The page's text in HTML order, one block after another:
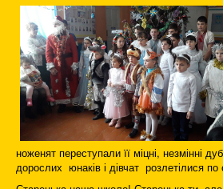
ноженят переступали її міцні, незмінні
дорослих юнаків і дівчат розлетілися по